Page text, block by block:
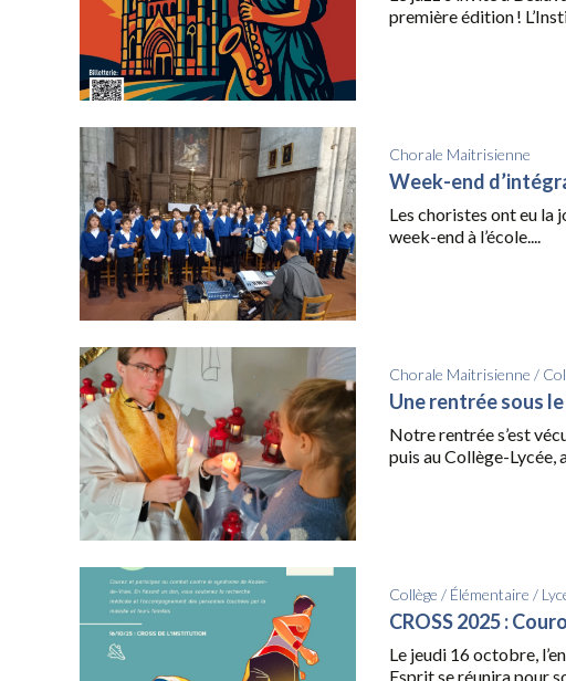
première édition !
Chorale Maitrisienne
Week-end
Les choristes ont eu la
week-end à l’école....
Chorale Maitrisienne /
Une rentrée sous
Notre rentrée s’est
puis au Collège-Lycée,
Collège / Élémentaire /
CROSS 2025 :
Le jeudi 16 octobre,
Esprit se réunira pour